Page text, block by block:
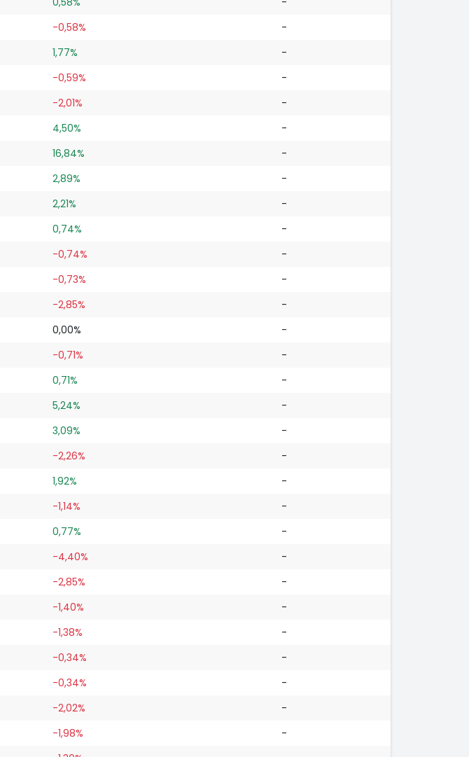
-0,58%
-
1,77%
-
-0,59%
-
-2,01%
-
4,50%
-
16,84%
-
2,89%
-
2,21%
-
0,74%
-
-0,74%
-
-0,73%
-
-2,85%
-
0,00%
-
-0,71%
-
0,71%
-
5,24%
-
3,09%
-
-2,26%
-
1,92%
-
-1,14%
-
0,77%
-
-4,40%
-
-2,85%
-
-1,40%
-
-1,38%
-
-0,34%
-
-0,34%
-
-2,02%
-
-1,98%
-